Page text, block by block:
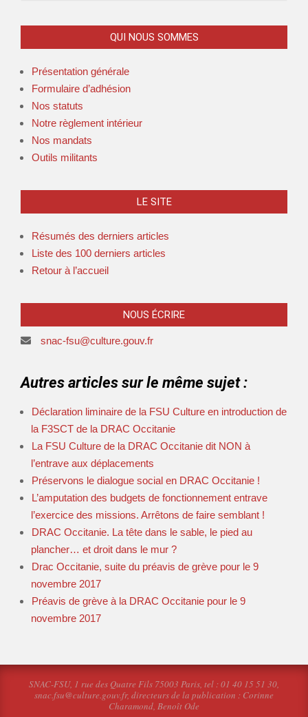
QUI NOUS SOMMES
Présentation générale
Formulaire d’adhésion
Nos statuts
Notre règlement intérieur
Nos mandats
Outils militants
LE SITE
Résumés des derniers articles
Liste des 100 derniers articles
Retour à l’accueil
NOUS ÉCRIRE
snac-fsu@culture.gouv.fr
Autres articles sur le même sujet :
Déclaration liminaire de la FSU Culture en introduction de
la F3SCT de la DRAC Occitanie
La FSU Culture de la DRAC Occitanie dit NON à
l’entrave aux déplacements
Préservons le dialogue social en DRAC Occitanie !
L’amputation des budgets de fonctionnement entrave
l’exercice des missions. Arrêtons de faire semblant !
DRAC Occitanie. La tête dans le sable, le pied au
plancher… et droit dans le mur ?
Drac Occitanie, suite du préavis de grève pour le 9
novembre 2017
Préavis de grève à la DRAC Occitanie pour le 9
novembre 2017
SNAC-FSU, 1 rue des Quatre Fils 75003 Paris, tel : 01 40 15 51 30,
snac.fsu@culture.gouv.fr, directeurs de la publication : Corinne
Charamond, Benoît Ode